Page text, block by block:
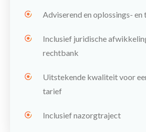
Adviserend en oplossings-
Inclusief juridische
rechtbank
Uitstekende kwaliteit voor
tarief
Inclusief nazorgtraject